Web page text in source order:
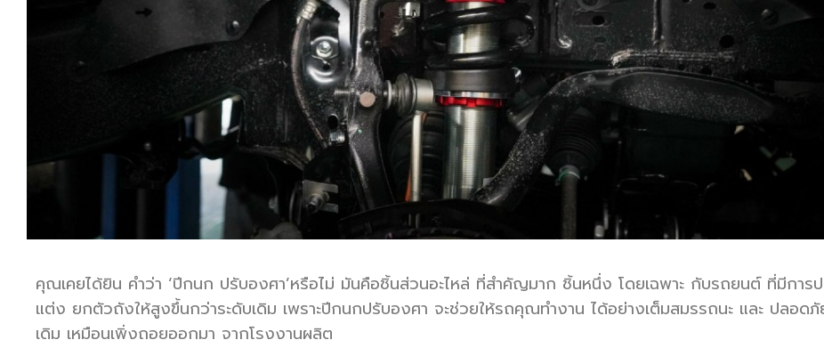
คุณเคยได้ยิน คำว่า ‘ปีกนก ปรับองศา’หรือไม่ มันคือชิ้นส่วนอะไหล่ ที่สำคัญมาก ชิ้นหนึ่ง โดยเฉพาะ กับรถยนต์ ที่มีการ
แต่ง ยกตัวถังให้สูงขึ้นกว่าระดับเดิม เพราะปีกนกปรับองศา จะช่วยให้รถคุณทำงาน ได้อย่างเต็มสมรรถนะ และ ปลอดภั
เดิม เหมือนเพิ่งถอยออกมา จากโรงงานผลิต